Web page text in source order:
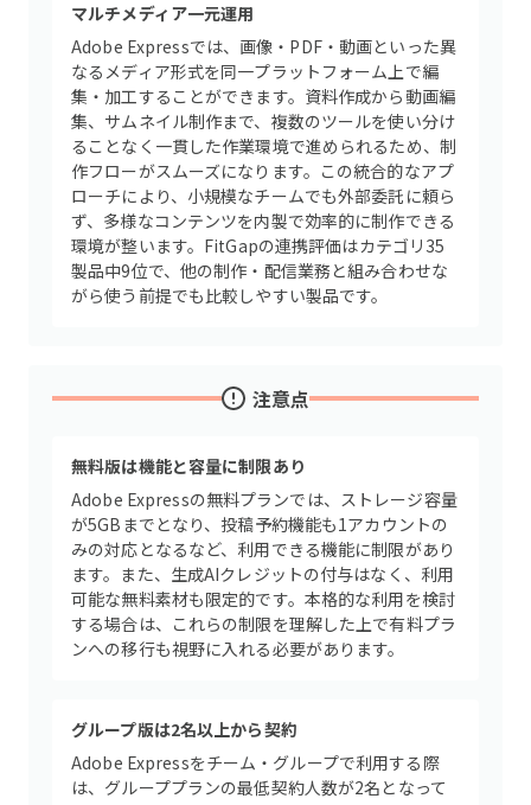
マルチメディア一元運用
Adobe Expressでは、画像・PDF・動画といった異
なるメディア形式を同一プラットフォーム上で編
集・加工することができます。資料作成から動画編
集、サムネイル制作まで、複数のツールを使い分け
ることなく一貫した作業環境で進められるため、制
作フローがスムーズになります。この統合的なアプ
ローチにより、小規模なチームでも外部委託に頼ら
ず、多様なコンテンツを内製で効率的に制作できる
環境が整います。FitGapの連携評価はカテゴリ35
製品中9位で、他の制作・配信業務と組み合わせな
がら使う前提でも比較しやすい製品です。
注意点
無料版は機能と容量に制限あり
Adobe Expressの無料プランでは、ストレージ容量
が5GBまでとなり、投稿予約機能も1アカウントの
みの対応となるなど、利用できる機能に制限があり
ます。また、生成AIクレジットの付与はなく、利用
可能な無料素材も限定的です。本格的な利用を検討
する場合は、これらの制限を理解した上で有料プラ
ンへの移行も視野に入れる必要があります。
グループ版は2名以上から契約
Adobe Expressをチーム・グループで利用する際
は、グループプランの最低契約人数が2名となって